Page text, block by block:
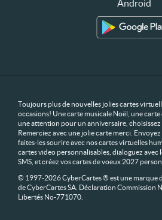
Android
Toujours plus de nouvelles jolies cartes
occasions! Une carte musicale Noël, une
une attention pour un anniversaire,
Remerciez avec une jolie carte merci.
faites-les sourire avec nos cartes virtuelles
cartes video personnalisables, dialoguez avec
SMS, et créez vos cartes de voeux 2027
© 1997-2026 CyberCartes ® est une marque
de CyberCartes SA. Déclaration Commission
Libertés No-771070.